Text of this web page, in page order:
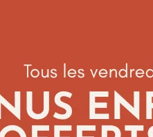
de la Propriété
(RGPD)
à ce que la collecte
soient